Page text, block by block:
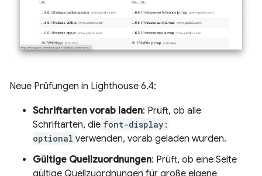
Neue Prüfungen in Lighthouse 6.4:
Schriftarten vorab laden: Prüft, ob alle
Schriftarten, die font-display:
optional verwenden, vorab geladen wurden.
Gültige Quellzuordnungen: Prüft, ob eine Seite
gültige Quellzuordnungen für große eigene